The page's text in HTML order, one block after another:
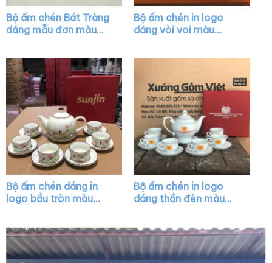
Bộ ấm chén Bát Tràng
dáng mẫu đơn màu
Bộ ấm chén in logo
dáng vòi voi màu
Bộ ấm chén dáng in
logo bầu tròn màu
Bộ ấm chén in logo
dáng thần đèn màu